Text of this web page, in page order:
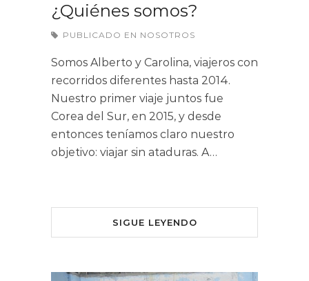
¿Quiénes somos?
PUBLICADO EN NOSOTROS
Somos Alberto y Carolina, viajeros con
recorridos diferentes hasta 2014.
Nuestro primer viaje juntos fue
Corea del Sur, en 2015, y desde
entonces teníamos claro nuestro
objetivo: viajar sin ataduras. A…
SIGUE LEYENDO